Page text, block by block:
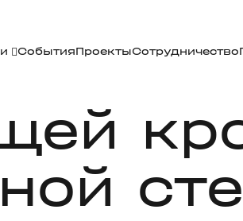
СобытияПроектыСотрудничество